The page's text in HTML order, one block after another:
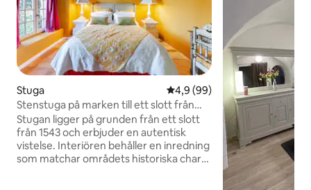
Stuga 4,9 av 5 i genomsnittligt
4,9 (99)
Stenstuga på marken till ett slott från
1500-talet
Stugan ligger på grunden från ett slott
från 1543 och erbjuder en autentisk
vistelse. Interiören behåller en inredning
som matchar områdets historiska charm